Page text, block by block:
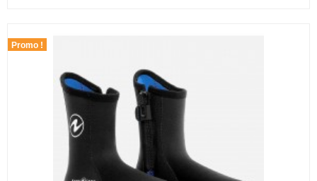
Promo !